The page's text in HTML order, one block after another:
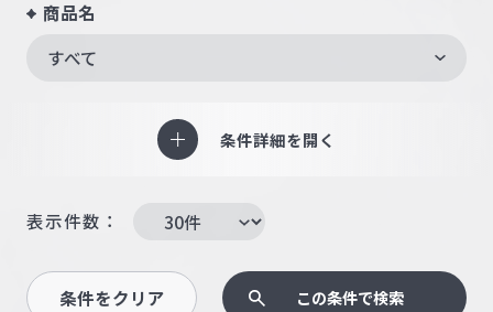
商品名
すべて
条件詳細を開く
表示件数：
条件をクリア この条件で検索